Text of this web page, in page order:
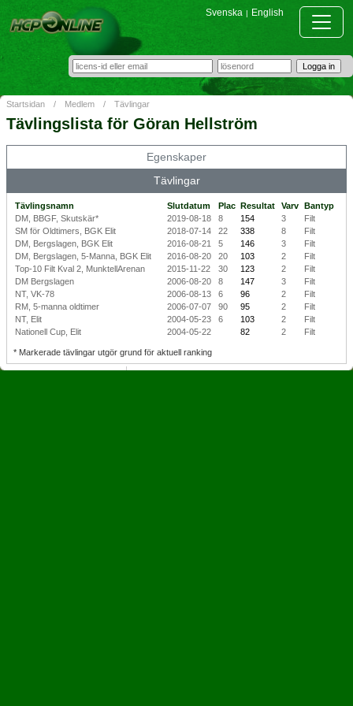
Svenska | English
Startsidan / Medlem / Tävlingar
Tävlingslista för Göran Hellström
Egenskaper
Tävlingar
Tävlingsnamn Slutdatum Plac Resultat Varv Bantyp
DM, BBGF, Skutskär*
2019-08-18 8 154 3
Filt
SM för Oldtimers, BGK Elit
2018-07-14 22 338 8
Filt
DM, Bergslagen, BGK Elit
2016-08-21 5 146 3
Filt
DM, Bergslagen, 5-Manna, BGK Elit
2016-08-20 20 103 2
Filt
Top-10 Filt Kval 2, MunktellArenan
2015-11-22 30 123 2
Filt
DM Bergslagen
2006-08-20 8 147 3
Filt
NT, VK-78
2006-08-13 6 96 2
Filt
RM, 5-manna oldtimer
2006-07-07 90 95 2
Filt
NT, Elit
2004-05-23 6 103 2
Filt
Nationell Cup, Elit
2004-05-22 82 2 Filt
* Markerade tävlingar utgör grund för aktuell ranking